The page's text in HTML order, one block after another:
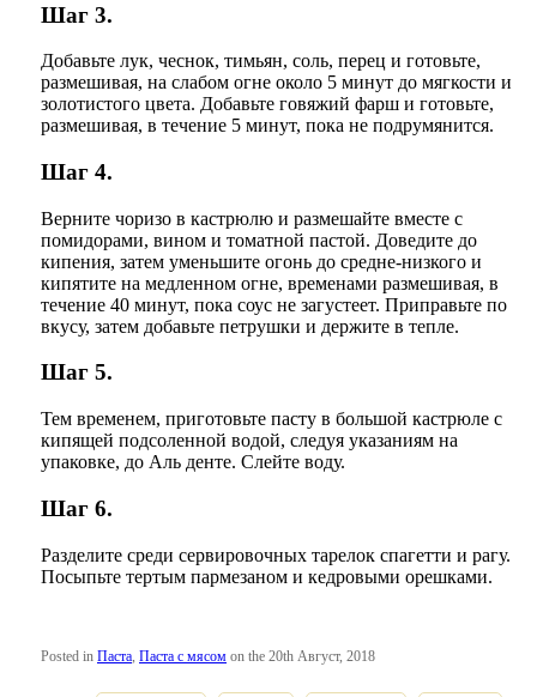
Шаг 3.
Добавьте лук, чеснок, тимьян, соль, перец и готовьте,
размешивая, на слабом огне около 5 минут до мягкости и
золотистого цвета. Добавьте говяжий фарш и готовьте,
размешивая, в течение 5 минут, пока не подрумянится.
Шаг 4.
Верните чоризо в кастрюлю и размешайте вместе с
помидорами, вином и томатной пастой. Доведите до
кипения, затем уменьшите огонь до средне-низкого и
кипятите на медленном огне, временами размешивая, в
течение 40 минут, пока соус не загустеет. Приправьте по
вкусу, затем добавьте петрушки и держите в тепле.
Шаг 5.
Тем временем, приготовьте пасту в большой кастрюле с
кипящей подсоленной водой, следуя указаниям на
упаковке, до Аль денте. Слейте воду.
Шаг 6.
Разделите среди сервировочных тарелок спагетти и рагу.
Посыпьте тертым пармезаном и кедровыми орешками.
Posted in Паста Паста с мясом on the 20th Август, 2018